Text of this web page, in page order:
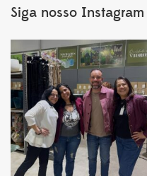
Siga nosso Instagram